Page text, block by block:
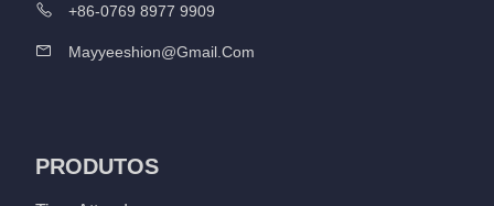
+86-0769 8977 9909
Mayyeeshion@gmail.com
PRODUTOS